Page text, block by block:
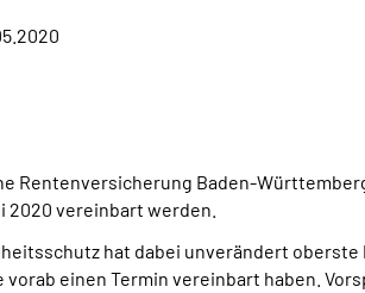
Rentenversicherung Baden-
2020 vereinbart werden.
hat dabei unverändert
vorab einen Termin vereinbart haben.